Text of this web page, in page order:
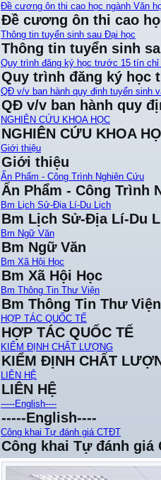
Đề cương ôn thi cao học ngành Văn
Đề cương ôn thi cao
Thông tin tuyển sinh sau Đại học
Thông tin tuyển sinh
Quy trình đăng ký học trước 15 tín
Quy trình đăng ký học
QĐ v/v ban hành quy định tuyển sinh
QĐ v/v ban hành quy
NGHIÊN CỨU KHOA HỌC
NGHIÊN CỨU KHOA
Giới thiệu
Giới thiệu
Ấn Phẩm - Công Trình Nghiên Cứu
Ấn Phẩm - Công Trình
Bm Lịch Sử-Địa Lí-Du Lịch
Bm Lịch Sử-Địa Lí-Du
Bm Ngữ Văn
Bm Ngữ Văn
Bm Xã Hội Học
Bm Xã Hội Học
Bm Thông Tin Thư Viện
Bm Thông Tin Thư Viện
HỢP TÁC QUỐC TẾ
HỢP TÁC QUỐC TẾ
KIỂM ĐỊNH CHẤT LƯỢNG
KIỂM ĐỊNH CHẤT
LIÊN HỆ
LIÊN HỆ
-----English----
-----English----
Công khai Tự đánh giá CTĐT
Công khai Tự đánh giá